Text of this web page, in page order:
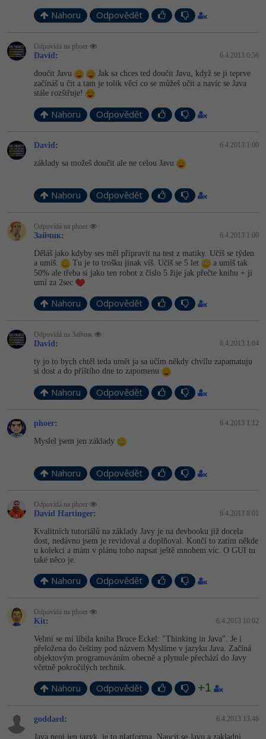
Nahoru Odpovědět
Odpovídá na phoer
David: 6.4.2013 0:56
doučit Javu
Jak sa chces ted doučit Javu, když se ji teprve
začínáš u čit a tam je tolik věcí co se můžeš učit a navíc se Java
stále rozšiřuje!
Nahoru Odpovědět
David : 6.4.2013 1:00
základy sa možeš doučit ale ne celou Javu
Nahoru Odpovědět
Odpovídá na phoer
Зайчик: 6.4.2013 1:00
Děláš jako kdyby ses měl připravit na test z matiky. Učíš se týden
a umíš.
Tu je to trošku jinak víš. Učíš se 5 let
a umíš tak
50% ale třeba si jako ten robot z číslo 5 žije jak přečte knihu + jí
umí za 2sec
Nahoru Odpovědět
Odpovídá na Зайчик
David: 6.4.2013 1:04
ty jo to bych chtěl teda umět ja sa učím někdy chvílu zapamatuju
si dost a do příštího dne to zapomenu
Nahoru Odpovědět
phoer: 6.4.2013 1:12
Myslel jsem jen základy
Nahoru Odpovědět
Odpovídá na phoer
David Hartinger: 6.4.2013 8:01
Kvalitních tutoriálů na základy Javy je na devbooku již docela
dost, nedávno jsem je revidoval a doplňoval. Končí to zatím někde
u kolekcí a mám v plánu toho napsat ještě mnohem víc. O GUI tu
také něco je.
Nahoru Odpovědět
Odpovídá na phoer
Kit: 6.4.2013 10:02
Velmi se mi líbila kniha Bruce Eckel: "Thinking in Java". Je i
přeložena do češtiny pod názvem Myslíme v jazyku Java. Začíná
objektovým programováním obecně a plynule přechází do Javy
včetně pokročilých technik.
Nahoru Odpovědět +1
goddard: 6.4.2013 13:46
Java neni jen jazyk, je to platforma. Naucit se Javu a zakladni